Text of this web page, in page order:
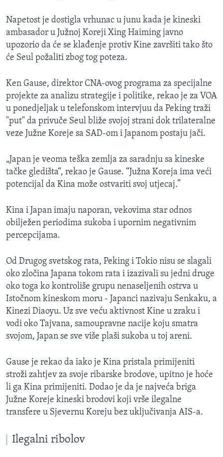
Napetost je dostigla vrhunac u junu kada je kineski
ambasador u Južnoj Koreji Xing Haiming javno
upozorio da će se klađenje protiv Kine završiti tako što
će Seul požaliti zbog tog poteza.
Ken Gause, direktor CNA-ovog programa za specijalne
projekte za analizu strategije i politike, rekao je za VOA
u ponedjeljak u telefonskom intervjuu da Peking traži
"put" da privuče Seul bliže svojoj strani dok trilateralne
veze Južne Koreje sa SAD-om i Japanom postaju jači.
„Japan je veoma teška zemlja za saradnju sa kineske
tačke gledišta“, rekao je Gause. “Južna Koreja ima veći
potencijal da Kina može ostvariti svoj utjecaj.”
Kina i Japan imaju naporan, vekovima star odnos
obilježen periodima sukoba i upornim negativnim
percepcijama.
Od Drugog svetskog rata, Peking i Tokio nisu se slagali
oko zločina Japana tokom rata i izazivali su jedni druge
oko toga ko kontroliše grupu nenaseljenih ostrva u
Istočnom kineskom moru - Japanci nazivaju Senkaku, a
Kinezi Diaoyu. Uz sve veću aktivnost Kine u zraku i
vodi oko Tajvana, samoupravne nacije koju smatra
svojom, Japan se sve više plaši sukoba u toj areni.
Gause je rekao da iako je Kina pristala primijeniti
stroži zahtjev za svoje ribarske brodove, upitno je hoće
li ga Kina primijeniti. Dodao je da je najveća briga
Južne Koreje kineski brodovi koji vrše ilegalne
transfere u Sjevernu Koreju bez uključivanja AIS-a.
Ilegalni ribolov